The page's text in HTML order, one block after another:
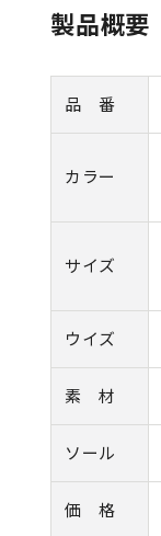
製品概要
品 番
カラー
サイズ
ウイズ
素 材
ソール
価 格